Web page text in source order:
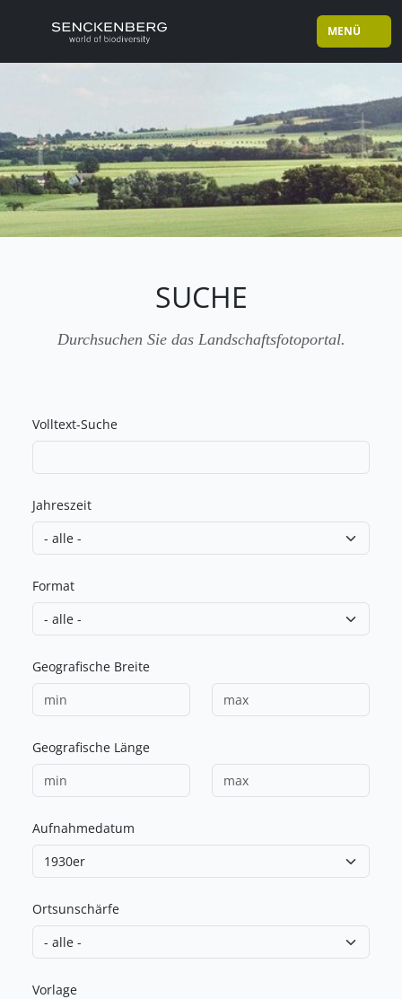
MENÜ
SUCHE
Durchsuchen Sie das Landschaftsfotoportal.
Volltext-Suche
Jahreszeit
Format
Geografische Breite
Geografische Länge
Aufnahmedatum
Ortsunschärfe
Vorlage